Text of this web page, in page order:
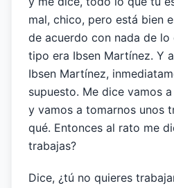
mal, chico, pero está bien
de acuerdo con nada de lo
tipo era Ibsen Martínez. Y
Ibsen Martínez,
supuesto. Me dice vamos
y vamos a tomarnos unos
qué. Entonces al rato me
trabajas?
Dice, ¿tú no quieres